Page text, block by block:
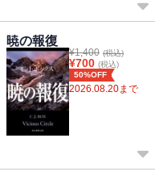
暁の報復
¥1,400 (税込)
¥700 (税込)
50%OFF
2026.08.20まで